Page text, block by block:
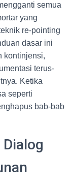
semua
yang
re-pointing
dasar ini
kontinjensi,
terus-
Ketika
seperti
bab-bab